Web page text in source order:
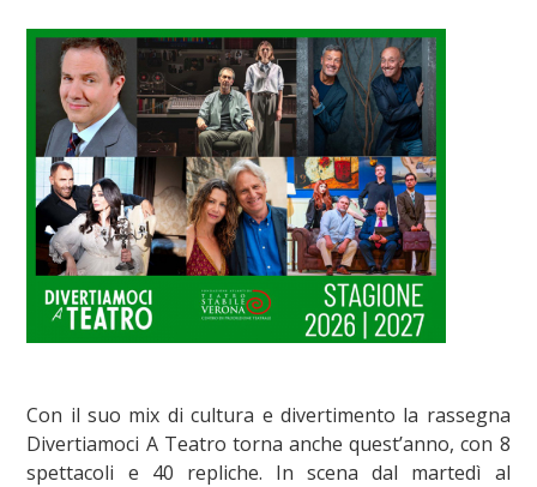
Con il suo mix di cultura e divertimento la rassegna
Divertiamoci A Teatro torna anche quest’anno, con 8
spettacoli e 40 repliche. In scena dal martedì al